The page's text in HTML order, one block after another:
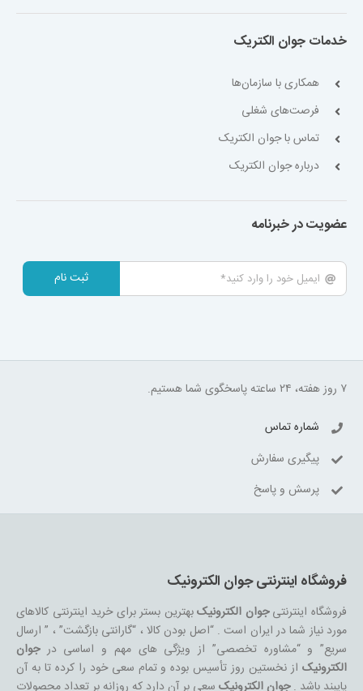
خدمات جوان الکتریک
همکاری با سازمان‌ها
فرصت‌های شغلی
تماس با جوان الکتریک
درباره جوان الکتریک
عضویت در خبرنامه
ثبت نام
۷ روز هفته، ۲۴ ساعته پاسخگوی شما هستیم.
شماره تماس
پیگیری سفارش
پرسش و پاسخ
فروشگاه اینترنتی جوان الکترونیک
فروشگاه اینترنتیجوان الکترونیکبهترین بستر برای خرید اینترنتی کالاهای
مورد نیاز شما در ایران است . “اصل بودن کالا ، “گارانتی بازگشت” ، ” ارسال
سریع” و “مشاوره تخصصی” از ویژگی های مهم و اساسی درجوان
الکترونیکاز نخستین روز تأسیس بوده و تمام سعی خود را کرده تا به آن
پایبند باشد .جوان الکترونیکسعی بر آن دارد که روزانه بر تعداد محصولات